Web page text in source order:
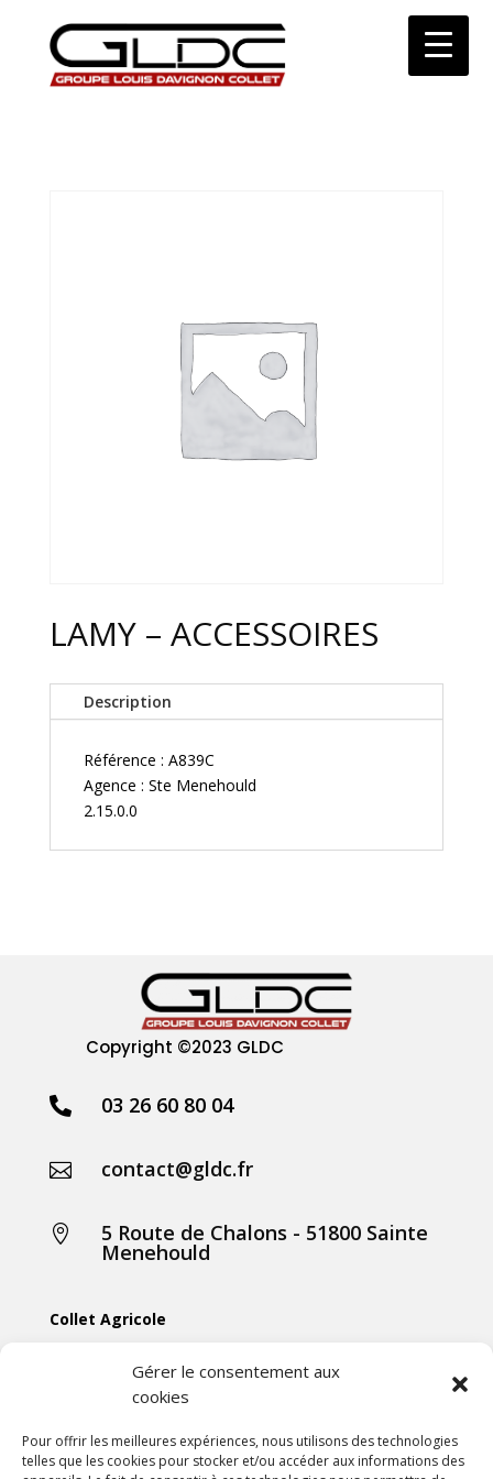
Gérer le consentement aux
cookies
Pour offrir les meilleures expériences, nous utilisons des technologies
telles que les cookies pour stocker et/ou accéder aux informations des
LAMY – ACCESSOIRES
Description
Référence : A839C
Agence : Ste Menehould
2.15.0.0
Copyright ©2023 GLDC
 03 26 60 80 04
 contact@gldc.fr
 5 Route de Chalons - 51800 Sainte
Menehould
Collet Agricole
Collet Motoculture
Collet Élevage